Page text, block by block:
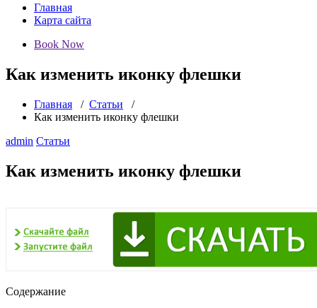
Главная
Карта сайта
Book Now
Как изменить иконку флешки
Главная / Статьи /
Как изменить иконку флешки
admin Статьи
Как изменить иконку флешки
Содержание